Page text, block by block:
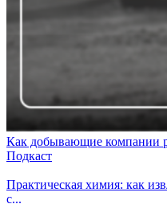
Как добывающие компании
Подкаст
Практическая химия: как
с...